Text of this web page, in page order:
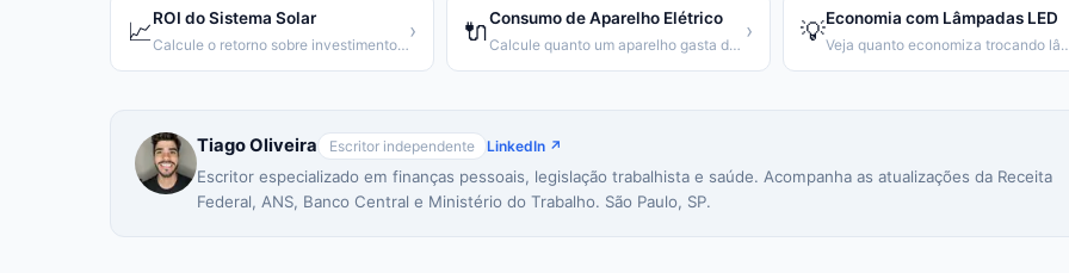
📈ROI do Sistema Solar
Calcule o retorno sobre investimento da sua usina solar
› 🔌Consumo de Aparelho Elétrico
Calcule quanto um aparelho gasta de energia por mês
› 💡Economia com Lâmpadas LED
Veja quanto economiza
Tiago Oliveira Escritor independente LinkedIn ↗
Escritor especializado em finanças pessoais, legislação trabalhista e saúde. Acompanha as atualizações da Receita
Federal, ANS, Banco Central e Ministério do Trabalho. São Paulo, SP.